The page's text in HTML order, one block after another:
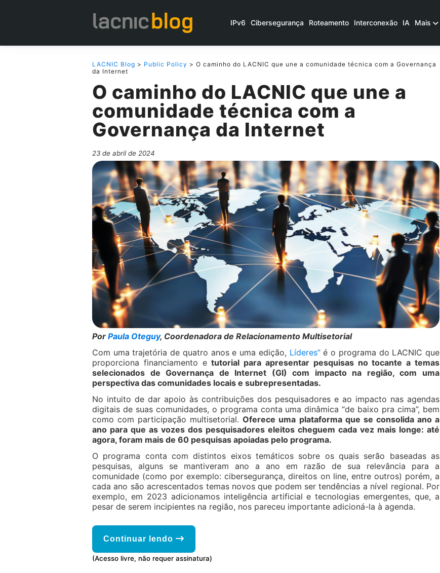
IPv6 Cibersegurança Roteamento Interconexão IA Mais
LACNIC Blog > Public Policy > O caminho do LACNIC que une a comunidade técnica com a Governança
da Internet
O caminho do LACNIC que une a
comunidade técnica com a
Governança da Internet
23 de abril de 2024
Por Paula Oteguy, Coordenadora de Relacionamento Multisetorial
Com uma trajetória de quatro anos e uma edição, Líderes”é o programa do LACNIC que
proporciona financiamento etutorial para apresentar pesquisas no tocante a temas
selecionados de Governança de Internet (GI) com impacto na região, com uma
perspectiva das comunidades locais e subrepresentadas.
No intuito de dar apoio às contribuições dos pesquisadores e ao impacto nas agendas
digitais de suas comunidades, o programa conta uma dinâmica “de baixo pra cima”, bem
como com participação multisetorial.Oferece uma plataforma que se consolida ano a
ano para que as vozes dos pesquisadores eleitos cheguem cada vez mais longe: até
agora, foram mais de 60 pesquisas apoiadas pelo programa.
O programa conta com distintos eixos temáticos sobre os quais serão baseadas as
pesquisas, alguns se mantiveram ano a ano em razão de sua relevância para a
comunidade (como por exemplo: cibersegurança, direitos on line, entre outros) porém, a
cada ano são acrescentados temas novos que podem ser tendências a nível regional. Por
exemplo, em 2023 adicionamos inteligência artificial e tecnologias emergentes, que, a
pesar de serem incipientes na região, nos pareceu importante adicioná-la à agenda.
Continuar lendo
(Acesso livre, não requer assinatura)